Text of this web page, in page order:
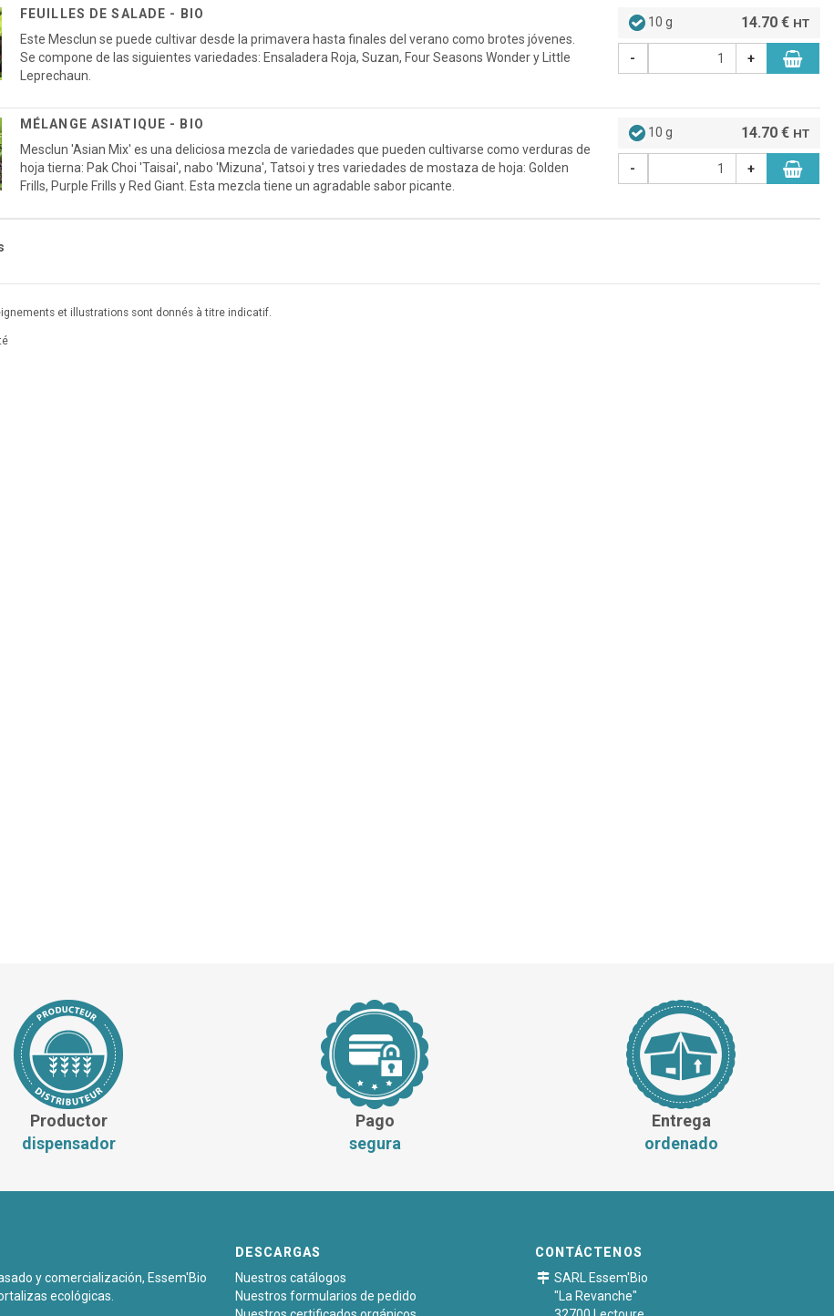
FEUILLES DE SALADE - BIO
Este Mesclun se puede cultivar desde la primavera hasta finales del verano como brotes jóvenes.
Se compone de las siguientes variedades: Ensaladera Roja, Suzan, Four Seasons Wonder y Little
Leprechaun.
10 g 14.70 € HT
- +
MÉLANGE ASIATIQUE - BIO
Mesclun 'Asian Mix' es una deliciosa mezcla de variedades que pueden cultivarse como verduras de
hoja tierna: Pak Choi 'Taisai', nabo 'Mizuna', Tatsoi y tres variedades de mostaza de hoja: Golden
Frills, Purple Frills y Red Giant. Esta mezcla tiene un agradable sabor picante.
10 g 14.70 € HT
- +
et illustrations sont donnés à titre indicatif.
Productor
dispensador
Pago
segura
Entrega
ordenado
y comercialización, Essem'Bio
ecológicas.
DESCARGAS
Nuestros catálogos
Nuestros formularios de pedido
CONTÁCTENOS
SARL Essem'Bio
"La Revanche"